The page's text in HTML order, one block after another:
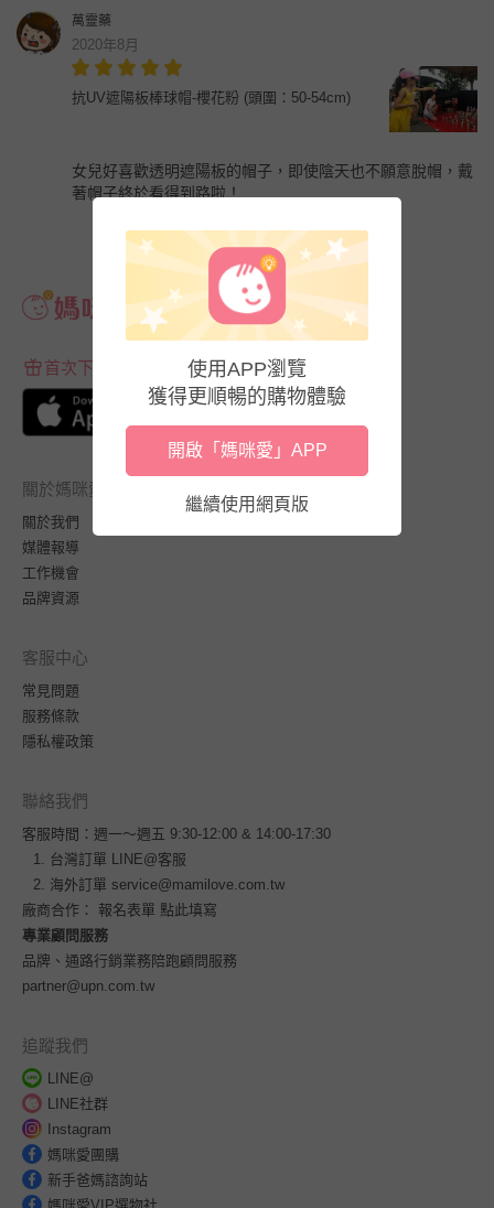
萬靈藥
2020年8月
抗UV遮陽板棒球帽-櫻花粉 (頭圍：50-54cm)
女兒好喜歡透明遮陽板的帽子，即使陰天也不願意脫帽，戴
著帽子終於看得到路啦！
首次下載APP送$100折價券
關於媽咪愛
關於我們
媒體報導
工作機會
品牌資源
客服中心
常見問題
服務條款
隱私權政策
聯絡我們
客服時間：週一～週五 9:30-12:00 & 14:00-17:30
台灣訂單
LINE@客服
海外訂單 service@mamilove.com.tw
廠商合作： 報名表單 點此填寫
專業顧問服務
品牌、通路行銷業務陪跑顧問服務
partner@upn.com.tw
追蹤我們
LINE@
LINE社群
Instagram
媽咪愛團購
新手爸媽諮詢站
使用APP瀏覽
獲得更順暢的購物體驗
開啟「媽咪愛」APP
繼續使用網頁版